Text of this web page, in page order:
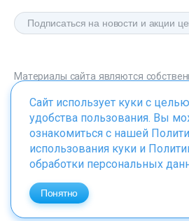
Материалы сайта являются
onclinic.ru запрещено в соответствии
ИМЕЮТСЯ ПРОТИВОПОКАЗАНИЯ.
ПРОКОНСУЛЬТИРОВАТЬСЯ СО
Сайт использует куки с
удобства пользования. Вы
ознакомиться с нашей
использования куки и
обработки персональных
Понятно